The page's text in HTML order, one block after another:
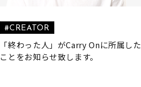
「終わった人」がCarry Onに所属した
ことをお知らせ致します。
#CREATOR